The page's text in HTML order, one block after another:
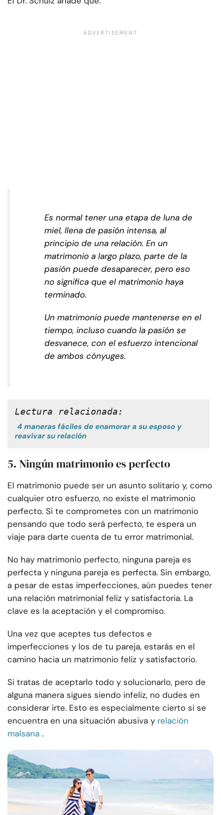
Es normal tener una etapa de luna de
miel, llena de pasión intensa, al
principio de una relación. En un
matrimonio a largo plazo, parte de la
pasión puede desaparecer, pero eso
no significa que el matrimonio haya
terminado.
Un matrimonio puede mantenerse en el
tiempo, incluso cuando la pasión se
desvanece, con el esfuerzo intencional
de ambos cónyuges.
Lectura relacionada:
4 maneras fáciles de enamorar a su esposo y
reavivar su relación
5. Ningún matrimonio es perfecto
El matrimonio puede ser un asunto solitario y, como
cualquier otro esfuerzo, no existe el matrimonio
perfecto. Si te comprometes con un matrimonio
pensando que todo será perfecto, te espera un
viaje para darte cuenta de tu error matrimonial.
No hay matrimonio perfecto, ninguna pareja es
perfecta y ninguna pareja es perfecta. Sin embargo,
a pesar de estas imperfecciones, aún puedes tener
una relación matrimonial feliz y satisfactoria. La
clave es la aceptación y el compromiso.
Una vez que aceptes tus defectos e
imperfecciones y los de tu pareja, estarás en el
camino hacia un matrimonio feliz y satisfactorio.
Si tratas de aceptarlo todo y solucionarlo, pero de
alguna manera sigues siendo infeliz, no dudes en
considerar irte. Esto es especialmente cierto si se
encuentra en una situación abusiva y relación
malsana .